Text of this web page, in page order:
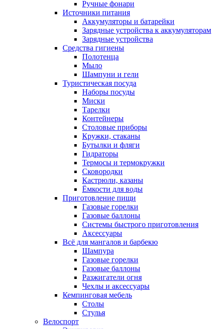
Ручные фонари
Источники питания
Аккумуляторы и батарейки
Зарядные устройства к аккумуляторам
Зарядные устройства
Средства гигиены
Полотенца
Мыло
Шампуни и гели
Туристическая посуда
Наборы посуды
Миски
Тарелки
Контейнеры
Столовые приборы
Кружки, стаканы
Бутылки и фляги
Гидраторы
Термосы и термокружки
Сковородки
Кастрюли, казаны
Ёмкости для воды
Приготовление пищи
Газовые горелки
Газовые баллоны
Системы быстрого приготовления
Аксессуары
Всё для мангалов и барбекю
Шампура
Газовые горелки
Газовые баллоны
Разжигатели огня
Чехлы и аксессуары
Кемпинговая мебель
Столы
Стулья
Велоспорт